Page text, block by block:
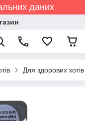
даних
Для здорових